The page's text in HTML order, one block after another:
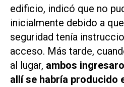
edificio, indicó que no
inicialmente debido a
seguridad tenía
acceso. Más tarde,
al lugar, ambos
allí se habría producido